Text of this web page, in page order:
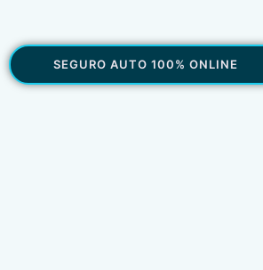
SEGURO AUTO 100% ONLINE